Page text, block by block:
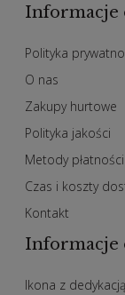
Informacje
Polityka
O nas
Zakupy hurtowe
Polityka jakości
Metody płatności
Czas i koszty
Kontakt
Informacje
Ikona z